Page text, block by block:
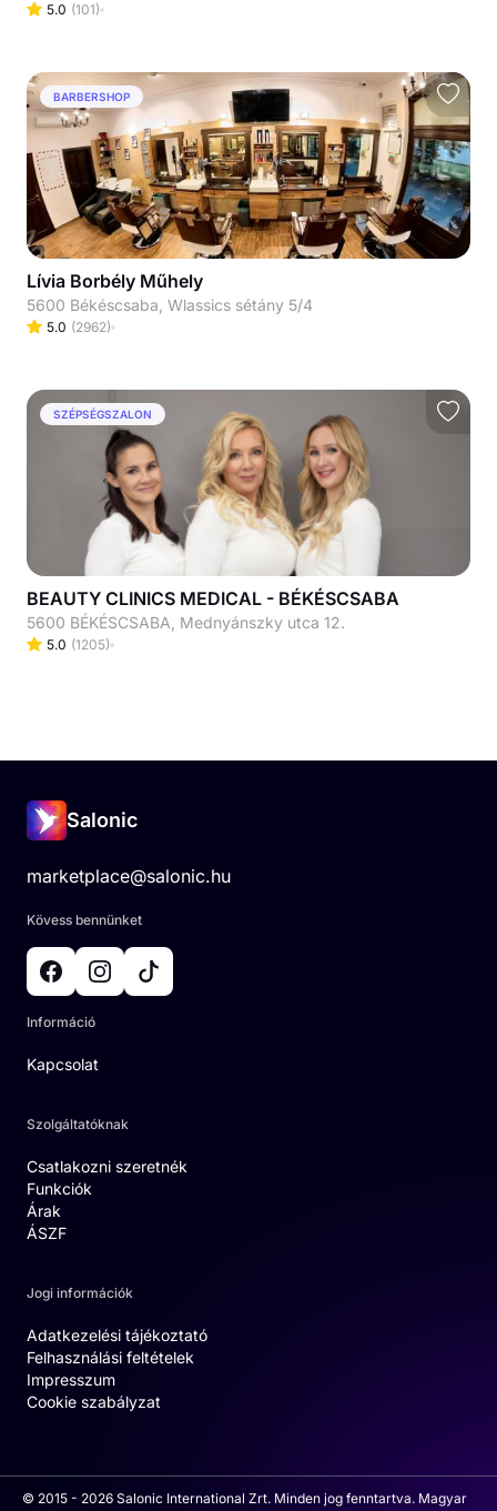
5.0 (101)
BARBERSHOP
Lívia Borbély Műhely
5600 Békéscsaba, Wlassics sétány 5/4
5.0 (2962)
SZÉPSÉGSZALON
BEAUTY CLINICS MEDICAL - BÉKÉSCSABA
5600 BÉKÉSCSABA, Mednyánszky utca 12.
5.0 (1205)
Salonic
marketplace@salonic.hu
Kövess bennünket
Információ
Kapcsolat
Szolgáltatóknak
Csatlakozni szeretnék
Funkciók
Árak
ÁSZF
Jogi információk
Adatkezelési tájékoztató
Felhasználási feltételek
Impresszum
Cookie szabályzat
© 2015 - 2026 Salonic International Zrt. Minden jog fenntartva. Magyar